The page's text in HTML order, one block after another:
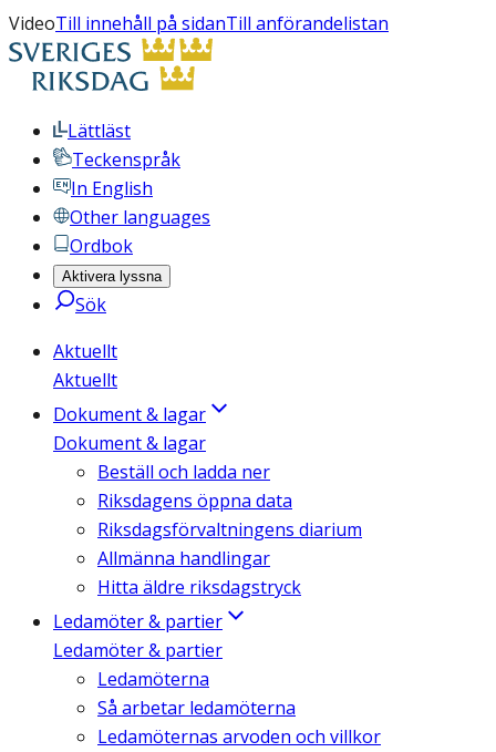
VideoTill innehåll på sidanTill anförandelistan
Lättläst
Teckenspråk
In English
Other languages
Ordbok
Aktivera lyssna
Sök
Aktuellt
Aktuellt
Dokument & lagar
Dokument & lagar
Beställ och ladda ner
Riksdagens öppna data
Riksdagsförvaltningens diarium
Allmänna handlingar
Hitta äldre riksdagstryck
Ledamöter & partier
Ledamöter & partier
Ledamöterna
Så arbetar ledamöterna
Ledamöternas arvoden och villkor